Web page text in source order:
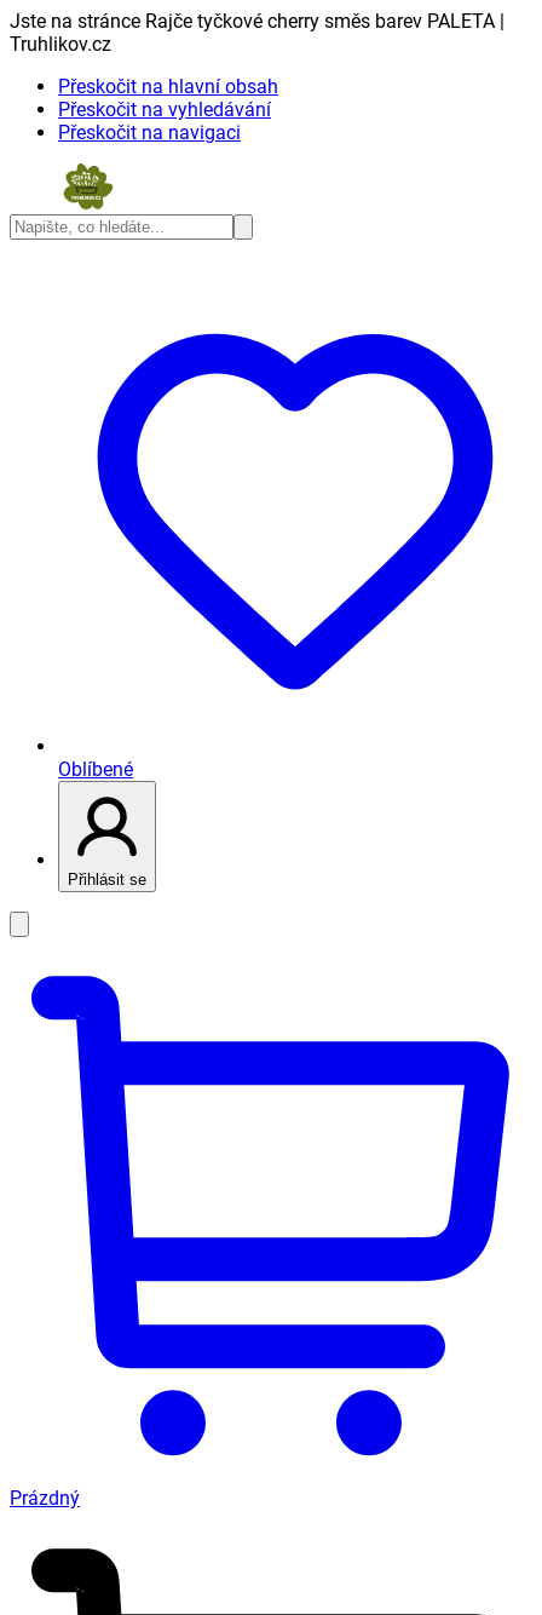
Jste na stránce Rajče tyčkové cherry směs barev PALETA |
Truhlikov.cz
Přeskočit na hlavní obsah
Přeskočit na vyhledávání
Přeskočit na navigaci
Oblíbené
Přihlásit se
Prázdný